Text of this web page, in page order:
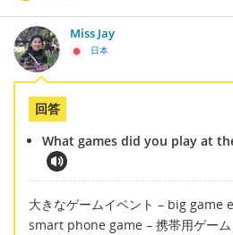
Miss Jay
日本
回答
What games did you play at
大きなゲームイベント – big game
smart phone game – 携帯用ゲーム